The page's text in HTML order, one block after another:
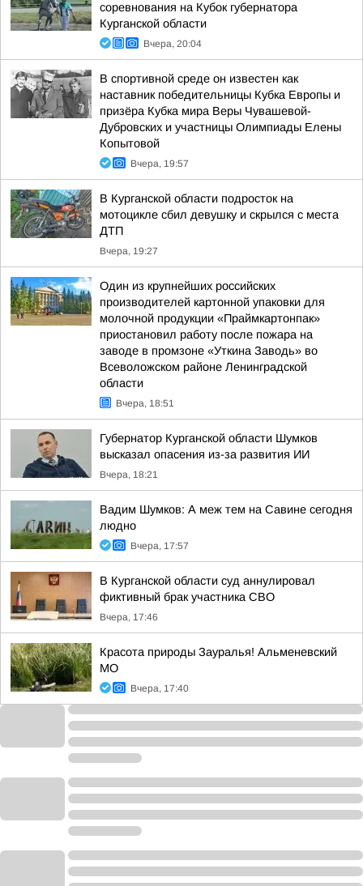
соревнования на Кубок губернатора
Курганской области
Вчера, 20:04
В спортивной среде он известен как
наставник победительницы Кубка Европы и
призёра Кубка мира Веры Чувашевой-
Дубровских и участницы Олимпиады Елены
Копытовой
Вчера, 19:57
В Курганской области подросток на
мотоцикле сбил девушку и скрылся с места
ДТП
Вчера, 19:27
Один из крупнейших российских
производителей картонной упаковки для
молочной продукции «Праймкартонпак»
приостановил работу после пожара на
заводе в промзоне «Уткина Заводь» во
Всеволожском районе Ленинградской
области
Вчера, 18:51
Губернатор Курганской области Шумков
высказал опасения из-за развития ИИ
Вчера, 18:21
Вадим Шумков: А меж тем на Савине сегодня
людно
Вчера, 17:57
В Курганской области суд аннулировал
фиктивный брак участника СВО
Вчера, 17:46
Красота природы Зауралья! Альменевский
МО
Вчера, 17:40